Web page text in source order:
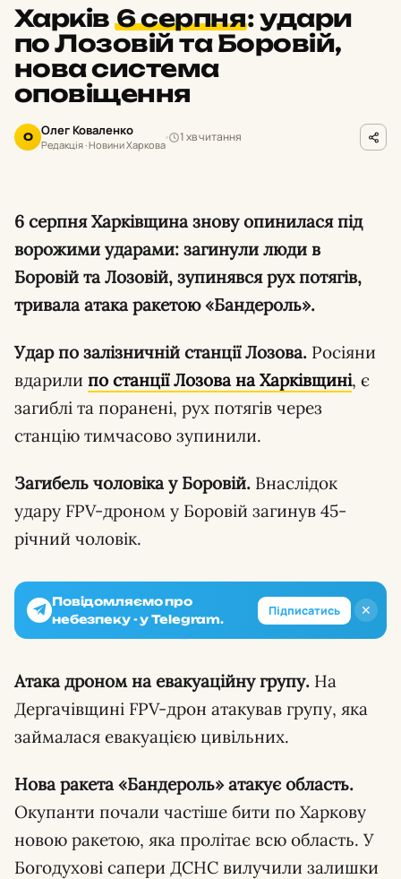
Харків6 серпня:удари
по Лозовій та Боровій,
нова система
оповіщення
О Олег Коваленко
Редакція · Новини Харкова
1 хв читання
6 серпня Харківщина знову опинилася під
ворожими ударами: загинули люди в
Боровій та Лозовій, зупинявся рух потягів,
тривала атака ракетою «Бандероль».
Удар по залізничній станції Лозова. Росіяни
вдарили по станції Лозова на Харківщині, є
загиблі та поранені, рух потягів через
станцію тимчасово зупинили.
Загибель чоловіка у Боровій. Внаслідок
удару FPV-дроном у Боровій загинув 45-
річний чоловік.
✕
Повідомляємо про
небезпеку - у Telegram.
Підписатись
Атака дроном на евакуаційну групу. На
Дергачівщині FPV-дрон атакував групу, яка
займалася евакуацією цивільних.
Нова ракета «Бандероль» атакує область.
Окупанти почали частіше бити по Харкову
новою ракетою, яка пролітає всю область. У
Богодухові сапери ДСНС вилучили залишки